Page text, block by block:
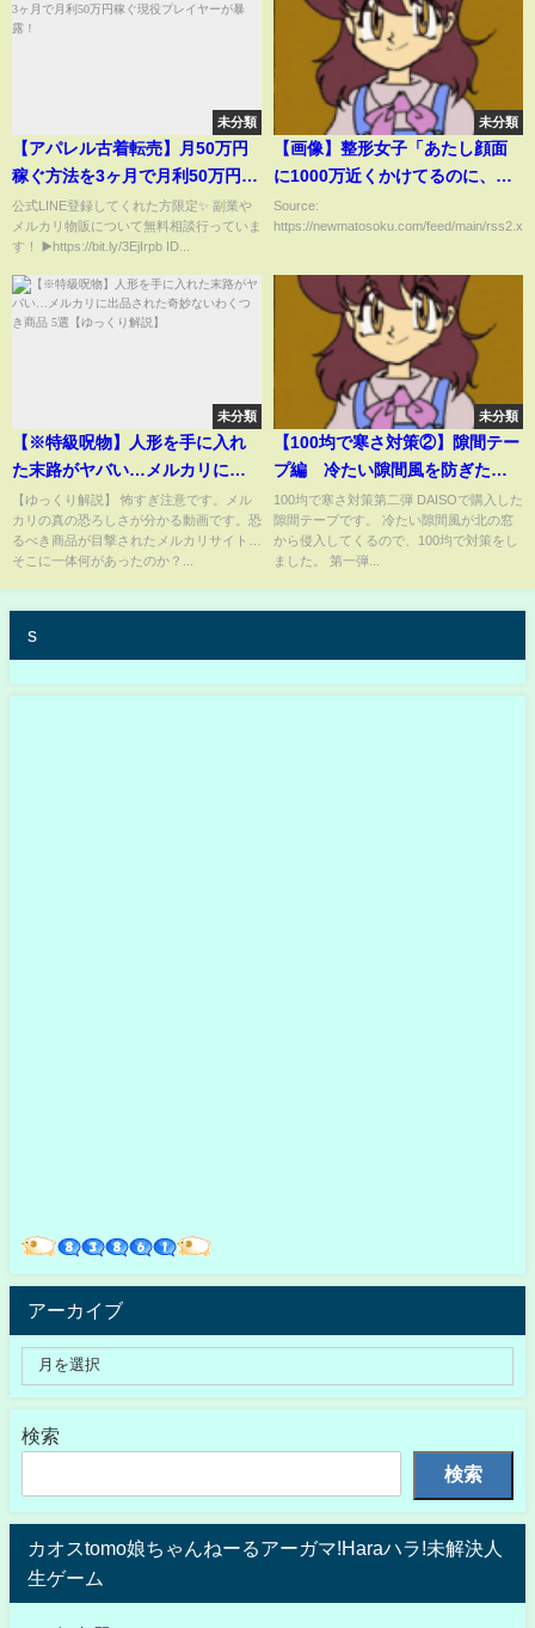
未分類
【アパレル古着転売】月50万円
稼ぐ方法を3ヶ月で月利50万円稼
ぐ現役プレイヤーが暴露！
公式LINE登録してくれた方限定✨ 副業や
メルカリ物販について無料相談行っていま
す！ ▶️https://bit.ly/3EjIrpb ID...
未分類
【画像】整形女子「あたし顔面
に1000万近くかけてるのに、貧
乏人と釣り合うわけなくない？ｳ
ｫｳｳｫ」
Source:
https://newmatosoku.com/feed/main/
未分類
【※特級呪物】人形を手に入れ
た末路がヤバい…メルカリに出
品された奇妙ないわくつき商品 5
選【ゆっくり解説】
【ゆっくり解説】 怖すぎ注意です。メル
カリの真の恐ろしさが分かる動画です。恐
るべき商品が目撃されたメルカリサイト…
そこに一体何があったのか？...
未分類
【100均で寒さ対策②】隙間テー
プ編 冷たい隙間風を防ぎたい
（gap tape） I want to prevent
drafts for 100 yen.
100均で寒さ対策第二弾 DAISOで購入した
隙間テープです。 冷たい隙間風が北の窓
から侵入してくるので、100均で対策をし
ました。 第一弾...
s
アーカイブ
検索
検索
カオスtomo娘ちゃんねーるアーガマ!Haraハラ!未解決人
生ゲーム